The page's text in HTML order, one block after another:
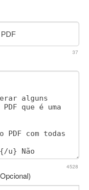
37
4528